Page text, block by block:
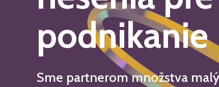
podnikanie
Sme partnerom množstva